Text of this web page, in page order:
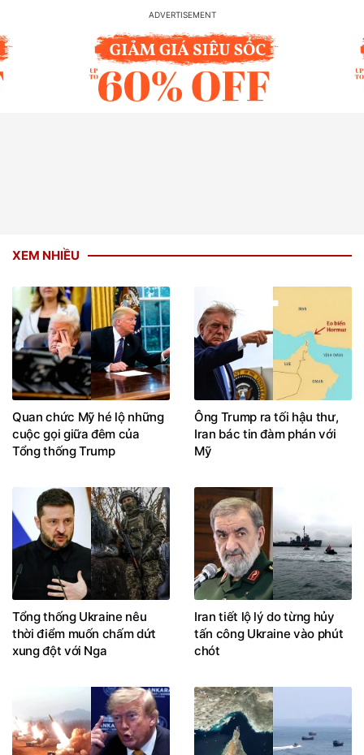
XEM NHIỀU
Quan chức Mỹ hé lộ những
cuộc gọi giữa đêm của
Tổng thống Trump
Ông Trump ra tối hậu thư,
Iran bác tin đàm phán với
Mỹ
Tổng thống Ukraine nêu
thời điểm muốn chấm dứt
xung đột với Nga
Iran tiết lộ lý do từng hủy
tấn công Ukraine vào phút
chót